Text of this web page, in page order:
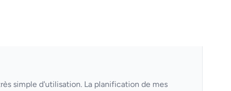
simple d'utilisation. La planification de mes